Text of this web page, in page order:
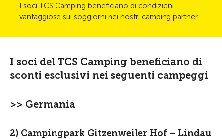
I soci TCS Camping beneficiano di condizioni
vantaggiose sui soggiorni nei nostri camping partner.
I soci del TCS Camping beneficiano di
sconti esclusivi nei seguenti campeggi
>> Germania
2) Campingpark Gitzenweiler Hof – Lindau